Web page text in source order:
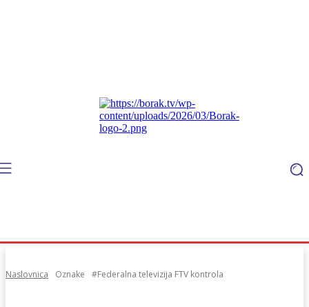
Naslovnica Oznake #Federalna televizija FTV kontrola